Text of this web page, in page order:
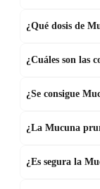
¿Qué dosis de
¿Cuáles son las
¿Se consigue
¿La Mucuna
¿Es segura la